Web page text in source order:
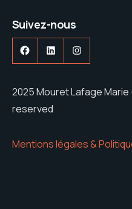
Suivez-nous
Facebook
LinkedInInstagram
2025 Mouret Lafage Marie
reserved
Mentions légales &